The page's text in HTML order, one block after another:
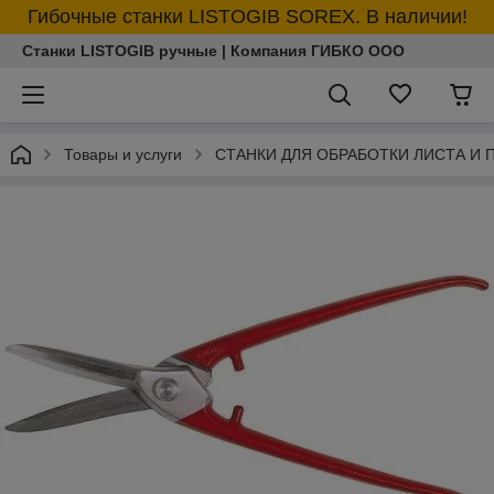
Гибочные станки LISTOGIB SOREX. В наличии!
Станки LISTOGIB ручные | Компания ГИБКО ООО
Товары и услуги СТАНКИ ДЛЯ ОБРАБОТКИ ЛИСТА И